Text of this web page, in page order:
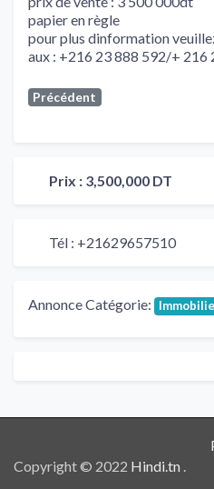
papier en règle
pour plus dinformation
aux : +216 23 888 592/+ 216
Précédent
Prix : 3,500,000 DT
Tél : +21629657510
Annonce Catégorie:
Copyright © 2022 Hindi.tn .